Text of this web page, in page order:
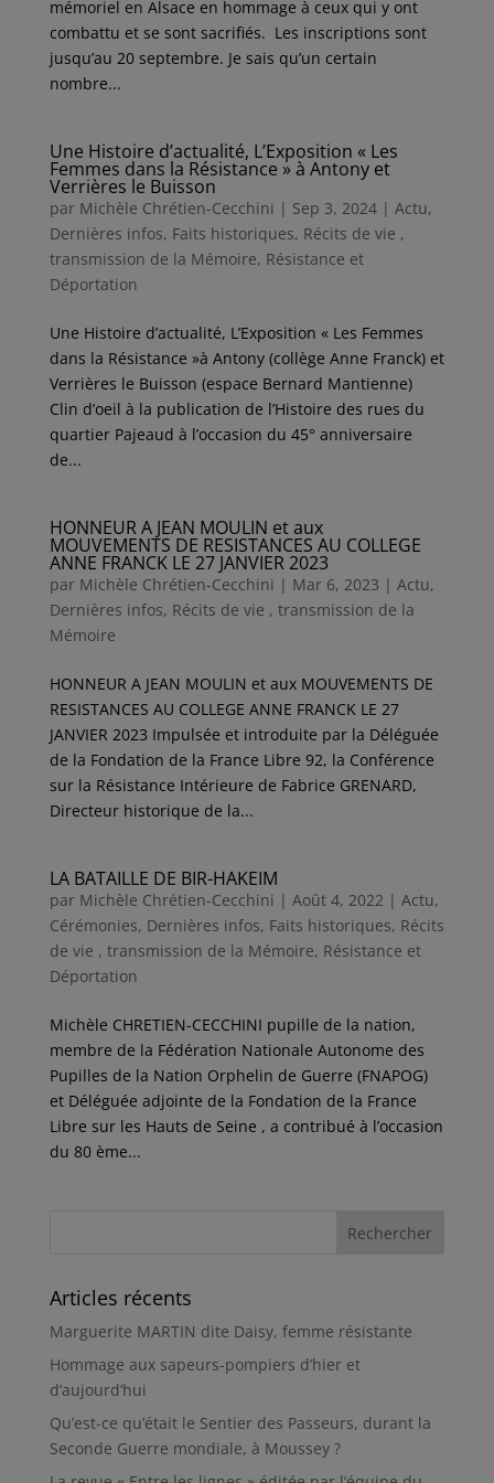
mémoriel en Alsace en hommage à ceux qui y ont
combattu et se sont sacrifiés. Les inscriptions sont
jusqu’au 20 septembre. Je sais qu’un certain
nombre...
Une Histoire d’actualité, L’Exposition « Les
Femmes dans la Résistance » à Antony et
Verrières le Buisson
par Michèle Chrétien-Cecchini | Sep 3, 2024| Actu,
Dernières infos, Faits historiques, Récits de vie ,
transmission de la Mémoire, Résistance et
Déportation
Une Histoire d’actualité, L’Exposition « Les Femmes
dans la Résistance »à Antony (collège Anne Franck) et
Verrières le Buisson (espace Bernard Mantienne)
Clin d’oeil à la publication de l’Histoire des rues du
quartier Pajeaud à l’occasion du 45° anniversaire
de...
HONNEUR A JEAN MOULIN et aux
MOUVEMENTS DE RESISTANCES AU COLLEGE
ANNE FRANCK LE 27 JANVIER 2023
par Michèle Chrétien-Cecchini | Mar 6, 2023 | Actu,
Dernières infos, Récits de vie , transmission de la
Mémoire
HONNEUR A JEAN MOULIN et aux MOUVEMENTS DE
RESISTANCES AU COLLEGE ANNE FRANCK LE 27
JANVIER 2023 Impulsée et introduite par la Déléguée
de la Fondation de la France Libre 92, la Conférence
sur la Résistance Intérieure de Fabrice GRENARD,
Directeur historique de la...
LA BATAILLE DE BIR-HAKEIM
par Michèle Chrétien-Cecchini | Août 4, 2022 | Actu,
Cérémonies, Dernières infos, Faits historiques, Récits
de vie , transmission de la Mémoire, Résistance et
Déportation
Michèle CHRETIEN-CECCHINI pupille de la nation,
membre de la Fédération Nationale Autonome des
Pupilles de la Nation Orphelin de Guerre (FNAPOG)
et Déléguée adjointe de la Fondation de la France
Libre sur les Hauts de Seine , a contribué à l’occasion
du 80 ème...
Articles récents
Marguerite MARTIN dite Daisy, femme résistante
Hommage aux sapeurs-pompiers d’hier et
d’aujourd’hui
Qu’est-ce qu’était le Sentier des Passeurs, durant la
Seconde Guerre mondiale, à Moussey ?